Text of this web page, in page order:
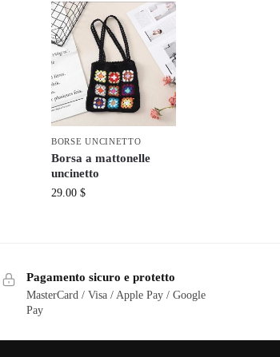
BORSE UNCINETTO
Borsa a mattonelle
uncinetto
29.00 $
Pagamento sicuro e protetto
MasterCard / Visa / Apple Pay / Google
Pay